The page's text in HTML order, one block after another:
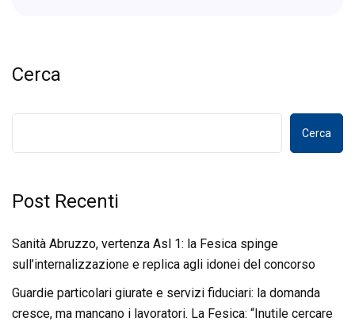
Cerca
Cerca
Post Recenti
Sanità Abruzzo, vertenza Asl 1: la Fesica spinge
sull’internalizzazione e replica agli idonei del concorso
Guardie particolari giurate e servizi fiduciari: la domanda
cresce, ma mancano i lavoratori. La Fesica: “Inutile cercare